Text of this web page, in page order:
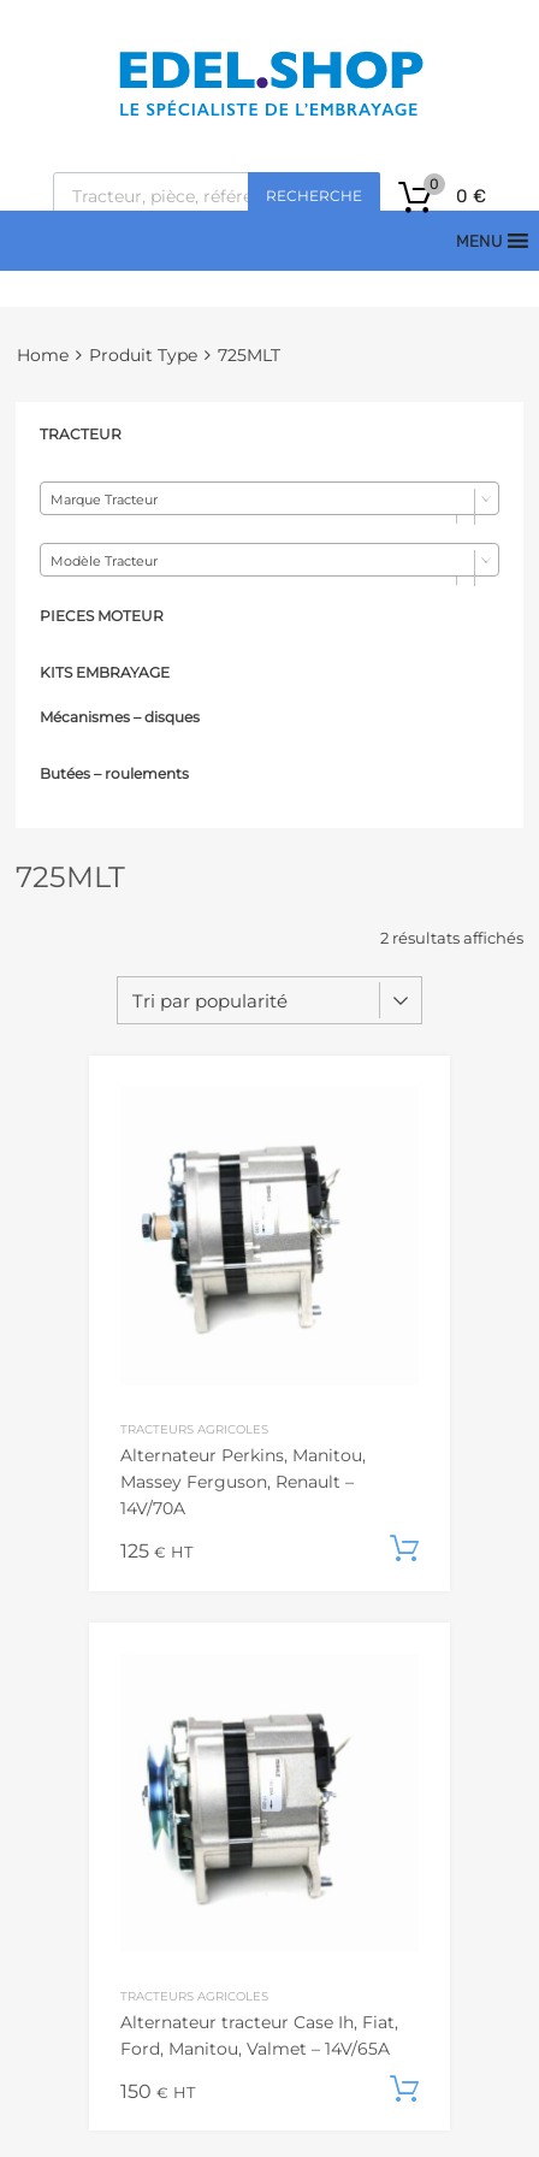
RECHERCHE 0 €
0
MENU
Home Produit Type 725MLT
725MLT
2 résultats affichés
TRACTEURS AGRICOLES
Alternateur Perkins, Manitou,
Massey Ferguson, Renault –
14V/70A
125 € HT
TRACTEURS AGRICOLES
Alternateur tracteur Case Ih, Fiat,
Ford, Manitou, Valmet – 14V/65A
150 € HT
TRACTEUR
Marque Tracteur
Modèle Tracteur
PIECES MOTEUR
KITS EMBRAYAGE
Mécanismes – disques
Butées – roulements